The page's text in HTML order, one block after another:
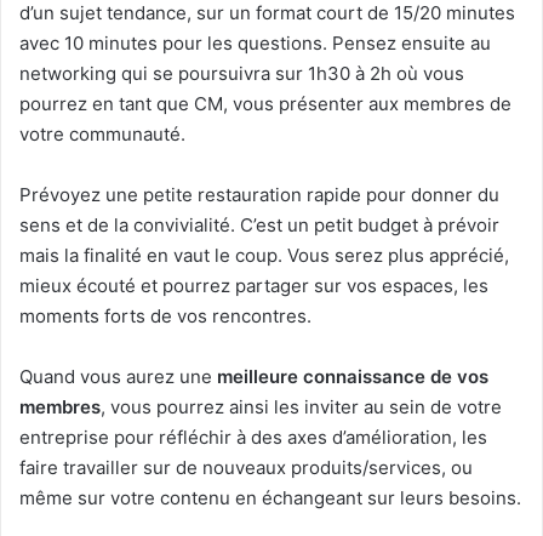
d’un sujet tendance, sur un format court de 15/20 minutes
avec 10 minutes pour les questions. Pensez ensuite au
networking qui se poursuivra sur 1h30 à 2h où vous
pourrez en tant que CM, vous présenter aux membres de
votre communauté.
Prévoyez une petite restauration rapide pour donner du
sens et de la convivialité. C’est un petit budget à prévoir
mais la finalité en vaut le coup. Vous serez plus apprécié,
mieux écouté et pourrez partager sur vos espaces, les
moments forts de vos rencontres.
Quand vous aurez une meilleure connaissance de vos
membres, vous pourrez ainsi les inviter au sein de votre
entreprise pour réfléchir à des axes d’amélioration, les
faire travailler sur de nouveaux produits/services, ou
même sur votre contenu en échangeant sur leurs besoins.